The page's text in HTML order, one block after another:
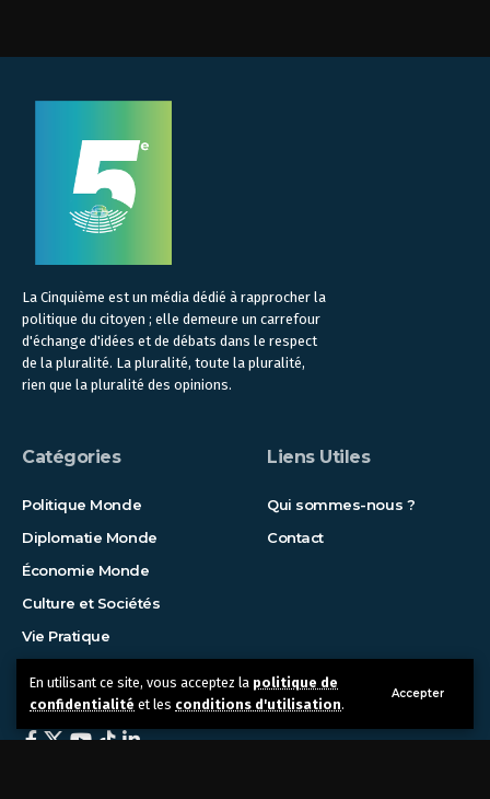
En utilisant ce site, vous acceptez la politique de
confidentialité et les conditions d'utilisation.
Accepter
La Cinquième est un média dédié à rapprocher la
politique du citoyen ; elle demeure un carrefour
d'échange d'idées et de débats dans le respect
de la pluralité. La pluralité, toute la pluralité,
rien que la pluralité des opinions.
Catégories
Politique Monde
Diplomatie Monde
Économie Monde
Culture et Sociétés
Vie Pratique
Liens Utiles
Qui sommes-nous ?
Contact
Suivez-nous !